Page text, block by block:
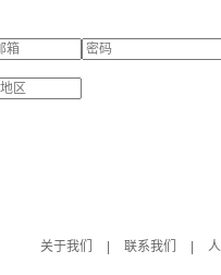
关于我们
联系我们